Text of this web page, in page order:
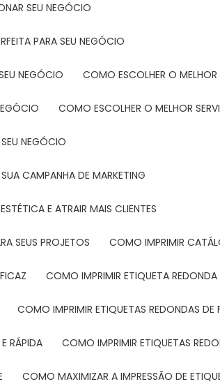
SEU NEGÓCIO
PARA SEU NEGÓCIO
NEGÓCIO COMO ESCOLHER O
COMO ESCOLHER O MELHOR
NEGÓCIO
CAMPANHA DE MARKETING
E ATRAIR MAIS CLIENTES
SEUS PROJETOS COMO IMPRIMIR
COMO IMPRIMIR ETIQUETA
COMO IMPRIMIR ETIQUETAS REDONDAS
RÁPIDA COMO IMPRIMIR ETIQUETAS
COMO MAXIMIZAR A IMPRESSÃO DE